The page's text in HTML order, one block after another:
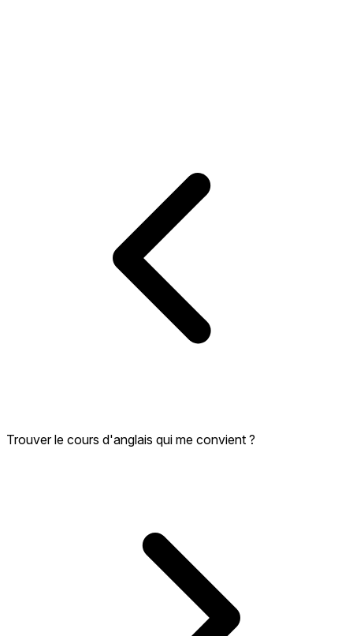
Trouver le cours d'anglais qui me convient ?